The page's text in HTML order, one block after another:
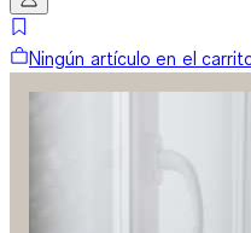
Ningún artículo en el